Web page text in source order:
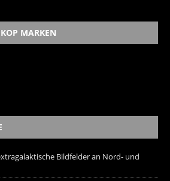
MARKEN
Bildfelder an Nord- und